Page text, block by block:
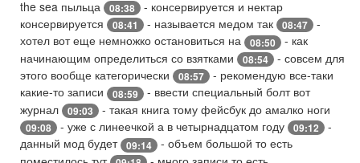
the sea пыльца
08:38
- консервируется и нектар
консервируется
08:41 - называется медом так 08:47
-
хотел вот еще немножко остановиться на
08:50
- как
начинающим определиться со взятками
08:54
- совсем для
этого вообще категорически
08:57
- рекомендую все-таки
какие-то записи
08:59
- ввести специальный болт вот
журнал
09:03 - такая книга тому фейсбук до амалко ноги
09:08 - уже с линеечкой а в четырнадцатом году 09:12
-
данный мод будет 09:14
- объем большой то есть